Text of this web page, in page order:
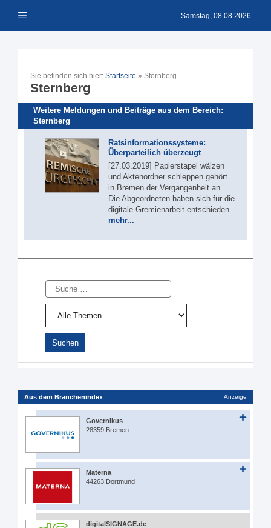
Inhalt Menü Samstag, 08.08.2026
Sie befinden sich hier: Startseite » Sternberg
Sternberg
Weitere Meldungen und Beiträge aus dem Bereich:
Sternberg
Ratsinformationssysteme:
Überparteilich überzeugt
[27.03.2019] Papierstapel wälzen
und Aktenordner schleppen gehört
in Bremen der Vergangenheit an.
Die Abgeordneten haben sich für die
digitale Gremienarbeit entschieden.
mehr...
Suche
Aus dem Branchenindex Anzeige
Governikus
28359 Bremen
Materna
44263 Dortmund
digitalSIGNAGE.de